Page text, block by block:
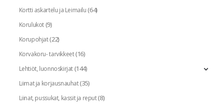
Kortti askartelu ja Leimailu(64)
Korulukot(9)
Korupohjat(22)
Korvakoru- tarvikkeet(16)
Lehtiöt, luonnoskirjat(144)
Liimat ja korjausnauhat(35)
Liinat, pussukat, kassit ja reput(8)